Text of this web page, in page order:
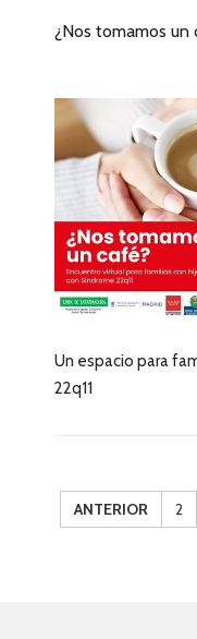
¿Nos tomamos
Un espacio para
22q11
ANTERIOR 2